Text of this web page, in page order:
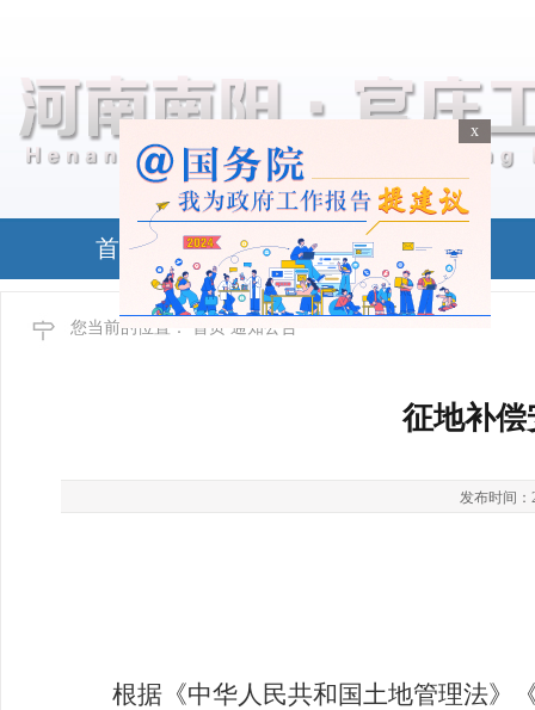
x
首页 政务公开
您当前的位置： 首页 通知公告
征地补偿
发布时间：
根据《中华人民共和国土地管理法》
x